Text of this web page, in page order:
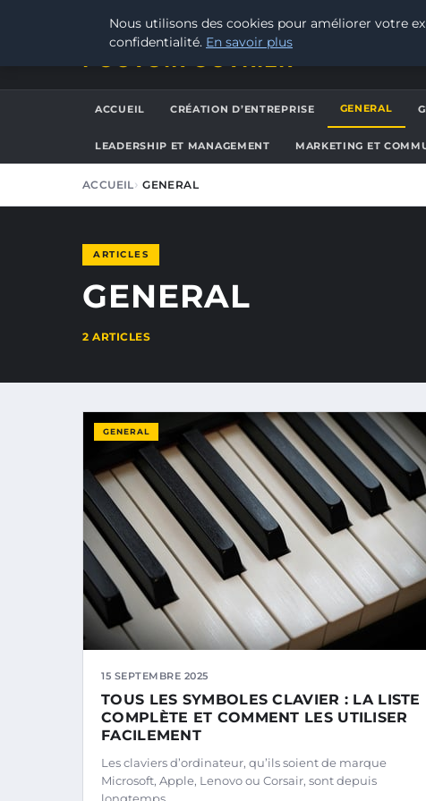
JEUDI 6 AOÛT 2026
POUVOIR OUVRIER
ACCUEIL CRÉATION D’ENTREPRISE GENERAL
LEADERSHIP ET MANAGEMENT MARKETING ET
ACCUEIL GENERAL
ARTICLES
GENERAL
2 ARTICLES
GENERAL
15 SEPTEMBRE 2025
TOUS LES SYMBOLES CLAVIER : LA LISTE
COMPLÈTE ET COMMENT LES UTILISER
FACILEMENT
Les claviers d’ordinateur, qu’ils soient de marque
Microsoft, Apple, Lenovo ou Corsair, sont depuis
Nous utilisons des cookies pour améliorer votre
confidentialité. En savoir plus